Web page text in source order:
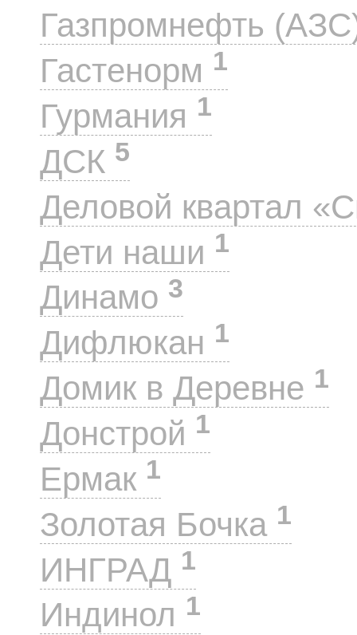
Газпромнефть
Гастенорм 1
Гурмания 1
ДСК 5
Деловой квартал
Дети наши 1
Динамо 3
Дифлюкан 1
Домик в Деревне 1
Донстрой 1
Ермак 1
Золотая Бочка 1
ИНГРАД 1
Индинол 1